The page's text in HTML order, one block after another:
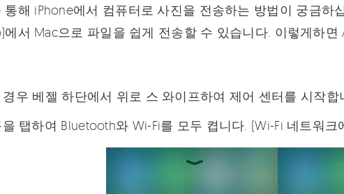
통해 iPhone에서 컴퓨터로 사진을 전송하는 방법이 궁금하
에서 Mac으로 파일을 쉽게 전송할 수 있습니다. 이렇게하
경우 베젤 하단에서 위로 스 와이프하여 제어 센터를 시작합
탭하여 Bluetooth와 Wi-Fi를 모두 켭니다. (Wi-Fi 네트워